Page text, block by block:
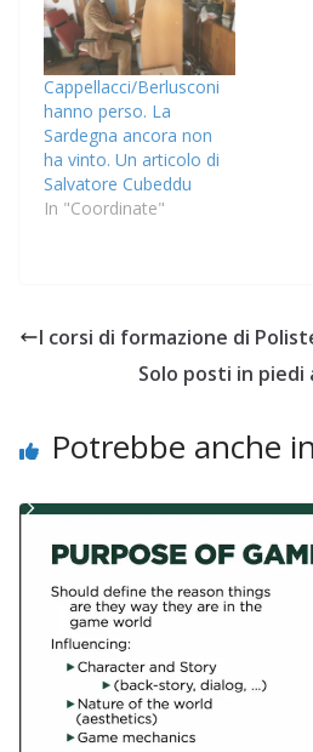
Cappellacci/Berlusconi
hanno perso. La
Sardegna ancora non
ha vinto. Un articolo di
Salvatore Cubeddu
In "Coordinate"
I corsi di formazione di
Solo posti in piedi
Potrebbe anche